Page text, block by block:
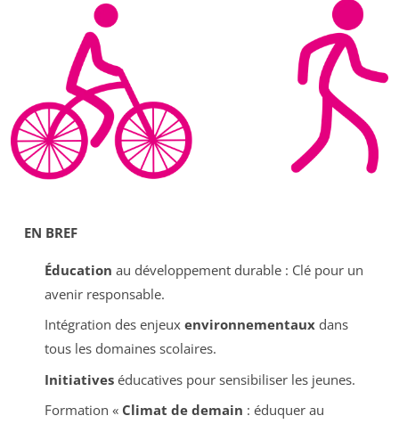
EN BREF
Éducation au développement durable : Clé pour un
avenir responsable.
Intégration des enjeux environnementauxdans
tous les domaines scolaires.
Initiativeséducatives pour sensibiliser les jeunes.
Formation « Climat de demain : éduquer au